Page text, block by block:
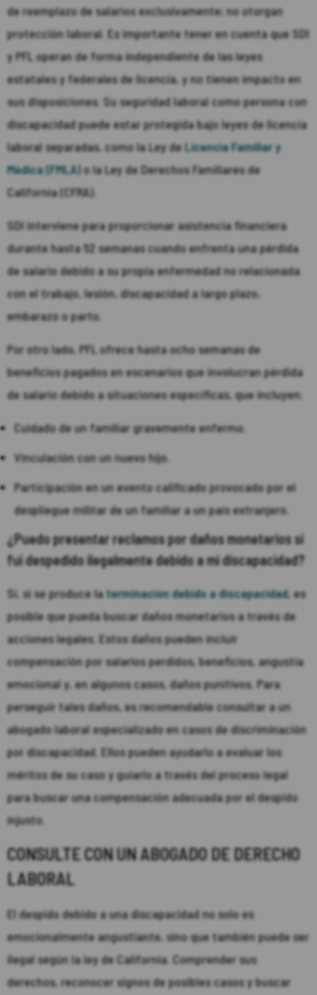
de reemplazo de salarios exclusivamente; no otorgan
protección laboral. Es importante tener en cuenta que SDI
y PFL operan de forma independiente de las leyes
estatales y federales de licencia, y no tienen impacto en
sus disposiciones. Su seguridad laboral como persona con
discapacidad puede estar protegida bajo leyes de licencia
laboral separadas, como la Ley deLicencia Familiar y
Médica (FMLA)o la Ley de Derechos Familiares de
California (CFRA).
SDI interviene para proporcionar asistencia financiera
durante hasta 52 semanas cuando enfrenta una pérdida
de salario debido a su propia enfermedad no relacionada
con el trabajo, lesión, discapacidad a largo plazo,
embarazo o parto.
Por otro lado, PFL ofrece hasta ocho semanas de
beneficios pagados en escenarios que involucran pérdida
de salario debido a situaciones específicas, que incluyen:
Cuidado de un familiar gravemente enfermo.
Vinculación con un nuevo hijo.
Participación en un evento calificado provocado por el
despliegue militar de un familiar a un país extranjero.
¿Puedo presentar reclamos por daños monetarios si
fui despedido ilegalmente debido a mi discapacidad?
Sí, si se produce laterminación debido a discapacidad, es
posible que pueda buscar daños monetarios a través de
acciones legales. Estos daños pueden incluir
compensación por salarios perdidos, beneficios, angustia
emocional y, en algunos casos, daños punitivos. Para
perseguir tales daños, es recomendable consultar a un
abogado laboral especializado en casos de discriminación
por discapacidad. Ellos pueden ayudarlo a evaluar los
méritos de su caso y guiarlo a través del proceso legal
para buscar una compensación adecuada por el despido
injusto.
CONSULTE CON UN ABOGADO DE DERECHO
LABORAL
El despido debido a una discapacidad no solo es
emocionalmente angustiante, sino que también puede ser
ilegal según la ley de California. Comprender sus
derechos, reconocer signos de posibles casos y buscar